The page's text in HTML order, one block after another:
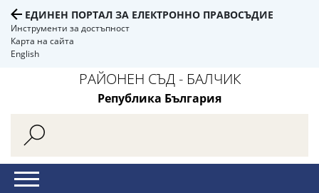
ЕДИНЕН ПОРТАЛ ЗА ЕЛЕКТРОННО ПРАВОСЪДИЕ
Инструменти за достъпност
Карта на сайта
English
РАЙОНЕН СЪД - БАЛЧИК
Република България